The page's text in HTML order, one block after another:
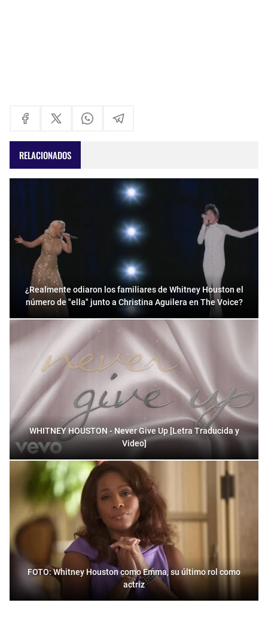
RELACIONADOS
¿Realmente odiaron los familiares de Whitney Houston el
número de "ella" junto a Christina Aguilera en The Voice?
WHITNEY HOUSTON - Never Give Up [Letra Traducida y
Video]
FOTO: Whitney Houston como Emma, su último rol como
actriz